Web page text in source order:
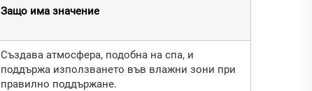
Защо има значение
Създава атмосфера, подобна на спа, и
поддържа използването във влажни зони при
правилно поддържане.